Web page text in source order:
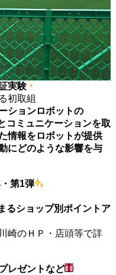
実験
初取組
ションロボットの
コミュニケーションを取
情報をロボットが提供
にどのような影響を与
第1弾
るショップ別ポイントア
崎のＨＰ・店頭等で詳
レゼントなど